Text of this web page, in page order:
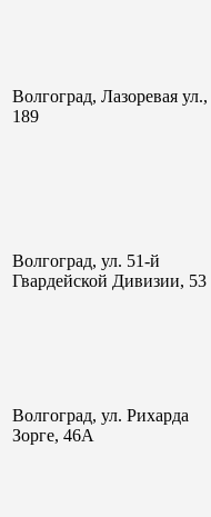
Волгоград, Лазоревая ул.,
189
Волгоград, ул. 51-й
Гвардейской Дивизии, 53
Волгоград, ул. Рихарда
Зорге, 46А